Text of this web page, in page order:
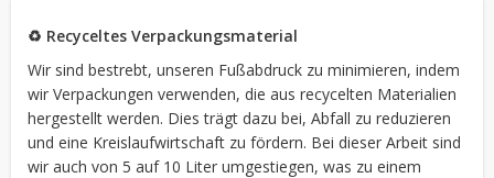
♻️ Recyceltes Verpackungsmaterial
Wir sind bestrebt, unseren Fußabdruck zu minimieren, indem
wir Verpackungen verwenden, die aus recycelten Materialien
hergestellt werden. Dies trägt dazu bei, Abfall zu reduzieren
und eine Kreislaufwirtschaft zu fördern. Bei dieser Arbeit sind
wir auch von 5 auf 10 Liter umgestiegen, was zu einem